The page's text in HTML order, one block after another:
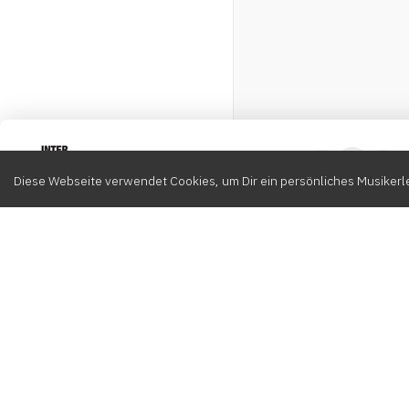
Diese Webseite verwendet Cookies, um Dir ein persönliches